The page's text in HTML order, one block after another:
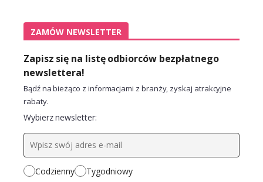
ZAMÓW NEWSLETTER
Zapisz się na listę odbiorców bezpłatnego
newslettera!
Bądź na bieżąco z informacjami z branży, zyskaj atrakcyjne
rabaty.
Wybierz newsletter:
Codzienny Tygodniowy